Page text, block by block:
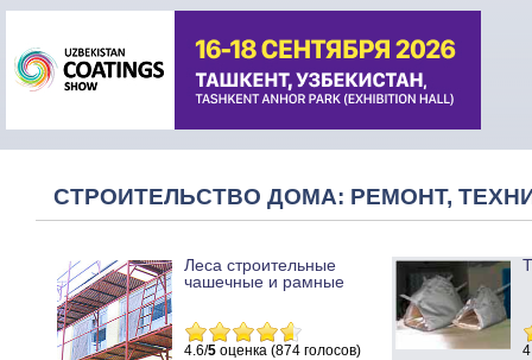
СТРОИТЕЛЬСТВО ДОМА: РЕМОНТ,
Леса строительные
чашечные и рамные
4.6/5 оценка (874 голосов)